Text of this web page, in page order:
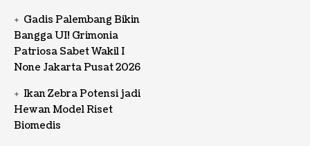
Gadis Palembang Bikin
Bangga UI! Grimonia
Patriosa Sabet Wakil I
None Jakarta Pusat 2026
Ikan Zebra Potensi jadi
Hewan Model Riset
Biomedis